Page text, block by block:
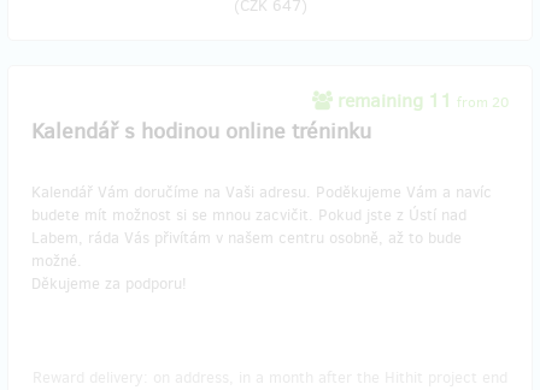
(CZK 647)
remaining 11 from 20
Kalendář s hodinou online tréninku
Kalendář Vám doručíme na Vaši adresu. Poděkujeme Vám a navíc
budete mít možnost si se mnou zacvičit. Pokud jste z Ústí nad
Labem, ráda Vás přivítám v našem centru osobně, až to bude
možné.
Děkujeme za podporu!